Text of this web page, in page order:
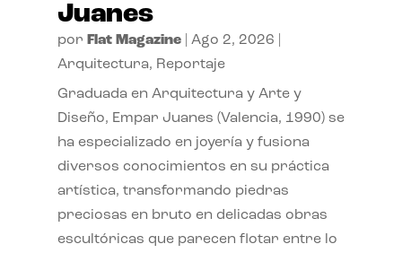
Juanes
por Flat Magazine| Ago 2, 2026
Arquitectura, Reportaje
Graduada en Arquitectura y Arte y
Diseño, Empar Juanes (Valencia, 1990) se
ha especializado en joyería y fusiona
diversos conocimientos en su práctica
artística, transformando piedras
preciosas en bruto en delicadas obras
escultóricas que parecen flotar entre lo